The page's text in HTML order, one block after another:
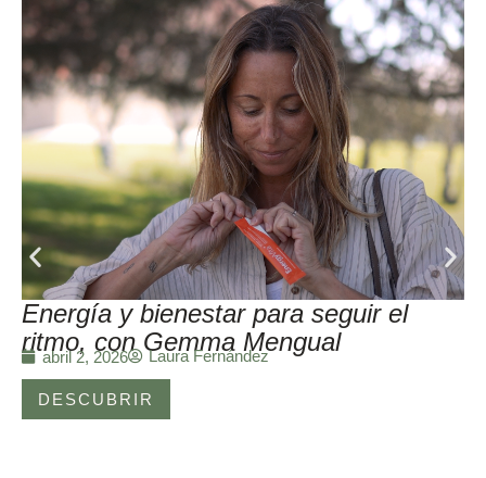
Energía y bienestar para seguir el
ritmo, con Gemma Mengual
abril 2, 2026 Laura Fernández
DESCUBRIR